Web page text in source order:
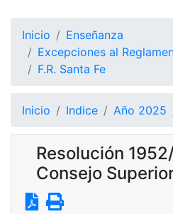
Inicio
Enseñanza
Excepciones al
F.R. Santa Fe
Inicio Indice Año 2025
Resolución
Consejo